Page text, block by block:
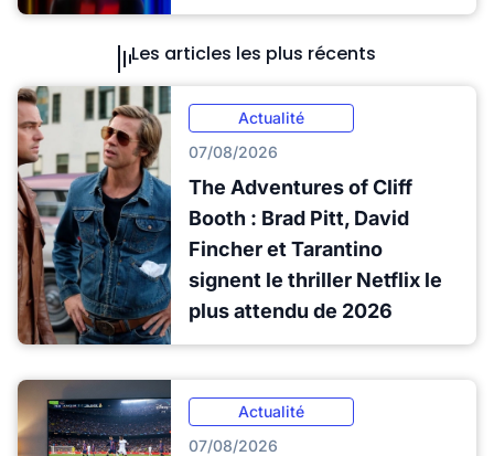
Les articles les plus récents
Actualité
07/08/2026
The Adventures of Cliff
Booth : Brad Pitt, David
Fincher et Tarantino
signent le thriller Netflix le
plus attendu de 2026
Actualité
07/08/2026